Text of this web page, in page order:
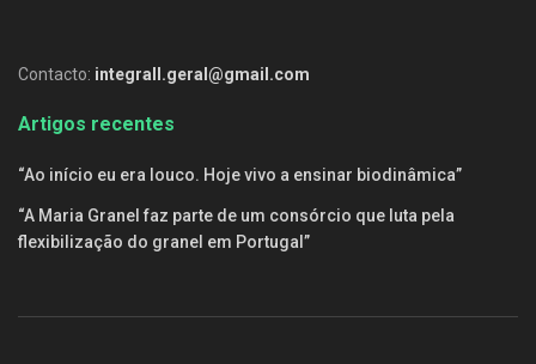
Contacto: integrall.geral@gmail.com
Artigos recentes
“Ao início eu era louco. Hoje vivo a ensinar biodinâmica”
“A Maria Granel faz parte de um consórcio que luta pela
flexibilização do granel em Portugal”